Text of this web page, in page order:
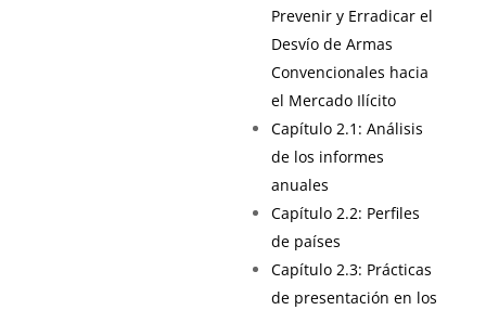
Prevenir y Erradicar el
Desvío de Armas
Convencionales hacia
el Mercado Ilícito
Capítulo 2.1: Análisis
de los informes
anuales
Capítulo 2.2: Perfiles
de países
Capítulo 2.3: Prácticas
de presentación en los